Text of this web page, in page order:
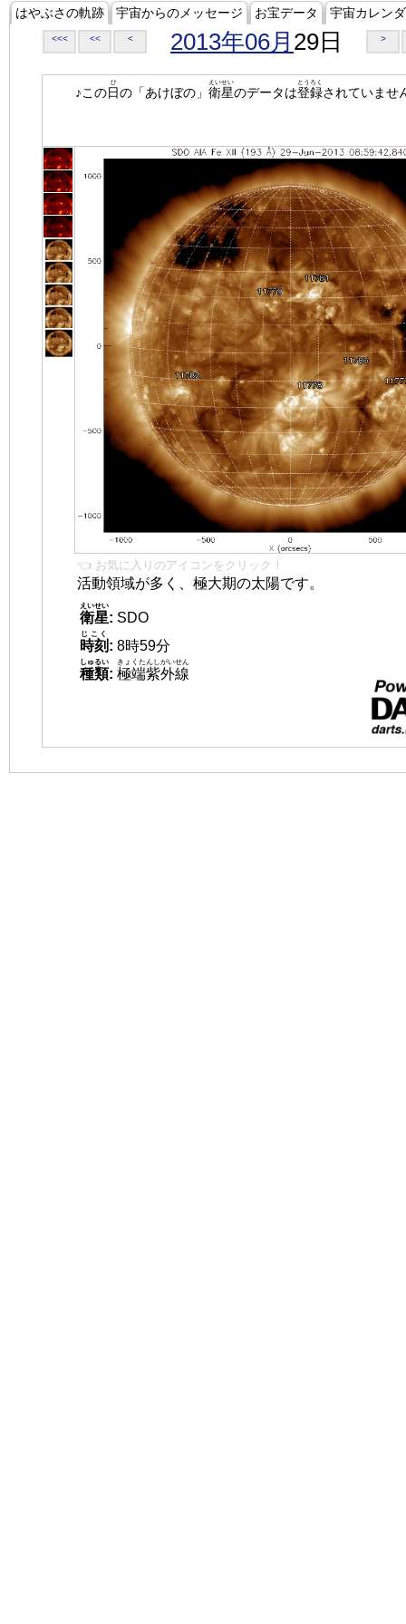
はやぶさの軌跡 宇宙からのメッセージ お宝データ 宇宙カレン
<<< << < 2013年06月 29日 >
♪この日
ひ
の「あけぼの」 衛星
えいせい
のデータは登録
とうろく
されていませ
👈 お気に入りのアイコンをクリック！
活動領域が多く、極大期の太陽です。
衛星
えいせい
: SDO
時刻
じこく
: 8時59分
種類
しゅるい
: 極端紫外線
きょくたんしがいせん